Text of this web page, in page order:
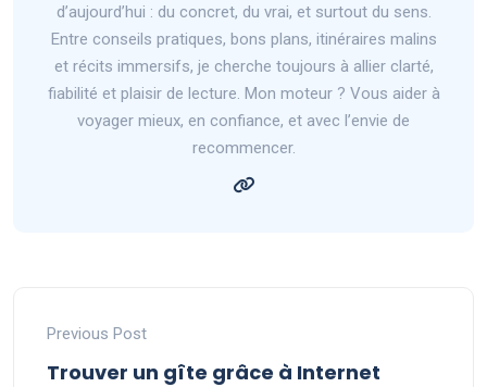
d’aujourd’hui : du concret, du vrai, et surtout du sens.
Entre conseils pratiques, bons plans, itinéraires malins
et récits immersifs, je cherche toujours à allier clarté,
fiabilité et plaisir de lecture. Mon moteur ? Vous aider à
voyager mieux, en confiance, et avec l’envie de
recommencer.
Previous Post
Trouver un gîte grâce à Internet